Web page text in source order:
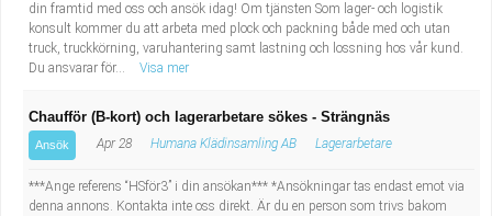
din framtid med oss och ansök idag! Om tjänsten Som lager- och logistik
konsult kommer du att arbeta med plock och packning både med och utan
truck, truckkörning, varuhantering samt lastning och lossning hos vår kund.
Du ansvarar för...
Visa mer
Chaufför (B-kort) och lagerarbetare sökes - Strängnäs
Ansök Apr 28 Humana Klädinsamling AB Lagerarbetare
***Ange referens “HSför3” i din ansökan*** *Ansökningar tas endast emot via
denna annons. Kontakta inte oss direkt. Är du en person som trivs bakom